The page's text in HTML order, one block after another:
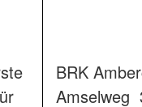
BRK
Amselweg